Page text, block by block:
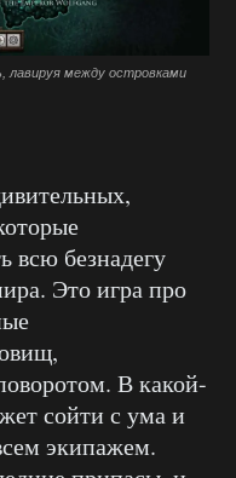
лавируя между островками
всю безнадегу
Это игра про
В какой-
сойти с ума и
экипажем.